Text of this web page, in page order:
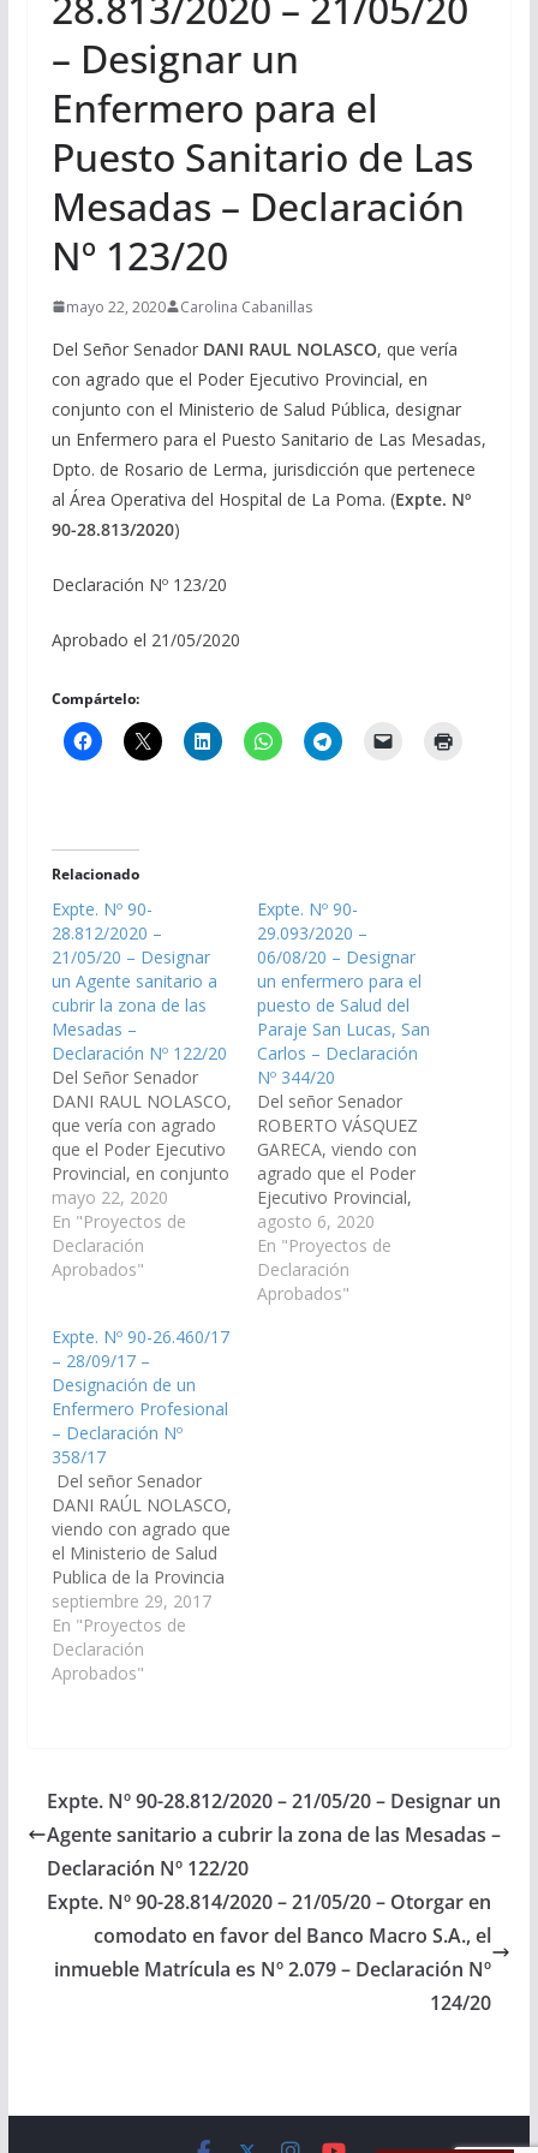
– Designar un
Enfermero para el
Puesto Sanitario de Las
Mesadas – Declaración
Nº 123/20
mayo 22, 2020 Carolina Cabanillas
Del Señor Senador DANI RAUL NOLASCO, que vería
con agrado que el Poder Ejecutivo Provincial, en
conjunto con el Ministerio de Salud Pública, designar
un Enfermero para el Puesto Sanitario de Las Mesadas,
Dpto. de Rosario de Lerma, jurisdicción que pertenece
al Área Operativa del Hospital de La Poma. (Expte. Nº
90-28.813/2020)
Declaración Nº 123/20
Aprobado el 21/05/2020
Compártelo:
Relacionado
Expte. Nº 90-
28.812/2020 –
21/05/20 – Designar
un Agente sanitario a
cubrir la zona de las
Mesadas –
Declaración Nº 122/20
Del Señor Senador
DANI RAUL NOLASCO,
que vería con agrado
que el Poder Ejecutivo
Provincial, en conjunto
con el Ministerio de
Salud Pública,
designar un Agente
sanitario a cubrir la
Lerma, jurisdicción que
pertenece al Area
Operativa del Hospital
de La Poma.…
mayo 22, 2020
En "Proyectos de
Declaración
Aprobados"
Expte. Nº 90-
29.093/2020 –
06/08/20 – Designar
un enfermero para el
puesto de Salud del
Paraje San Lucas, San
Carlos – Declaración
Nº 344/20
Del señor Senador
ROBERTO VÁSQUEZ
GARECA, viendo con
agrado que el Poder
Ejecutivo Provincial,
arbitre los medios
necesarios a fin de
designar un enfermero
para el puesto de salud
agosto 6, 2020
En "Proyectos de
Declaración
Aprobados"
Expte. Nº 90-26.460/17
– 28/09/17 –
Designación de un
Enfermero Profesional
– Declaración Nº
358/17
Del señor Senador
DANI RAÚL NOLASCO,
viendo con agrado que
el Ministerio de Salud
Publica de la Provincia
De Salta, lleve a cabo
los trámites necesarios
a los fines de
concretar la
Funcional del Puesto
Sanitario de la…
septiembre 29, 2017
En "Proyectos de
Declaración
Aprobados"
Expte. Nº 90-28.812/2020 – 21/05/20 – Designar un
Agente sanitario a cubrir la zona de las Mesadas –
Declaración Nº 122/20
Expte. Nº 90-28.814/2020 – 21/05/20 – Otorgar en
comodato en favor del Banco Macro S.A., el
inmueble Matrícula es Nº 2.079 – Declaración Nº
124/20